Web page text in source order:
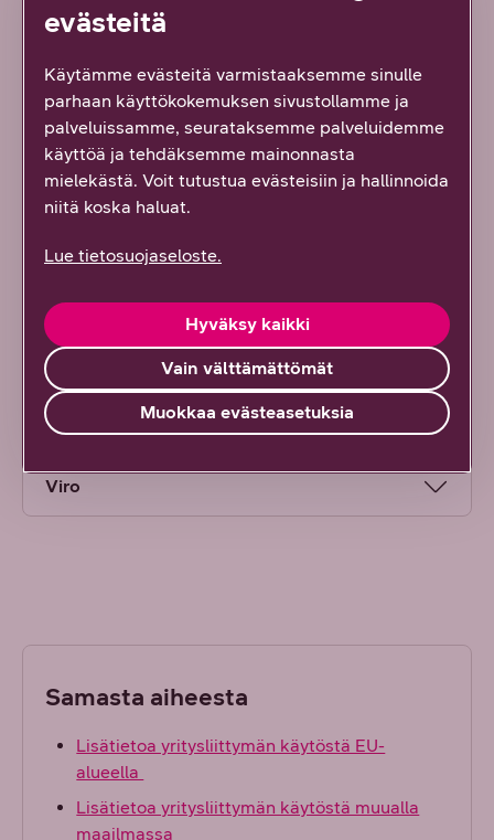
Saint Martin
Saksa
Slovakia
Slovenia
Tanska
Tšekki
Ukraina
Unkari
Viro
Samasta aiheesta
Lisätietoa yritysliittymän käytöstä EU-
alueella
Lisätietoa yritysliittymän käytöstä muualla
maailmassa
evästeitä
Käytämme evästeitä varmistaaksemme sinulle
parhaan käyttökokemuksen sivustollamme ja
palveluissamme, seurataksemme palveluidemme
käyttöä ja tehdäksemme mainonnasta
mielekästä. Voit tutustua evästeisiin ja hallinnoida
niitä koska haluat.
Lue tietosuojaseloste.
Vain välttämättömät
Hyväksy kaikki
Muokkaa evästeasetuksia